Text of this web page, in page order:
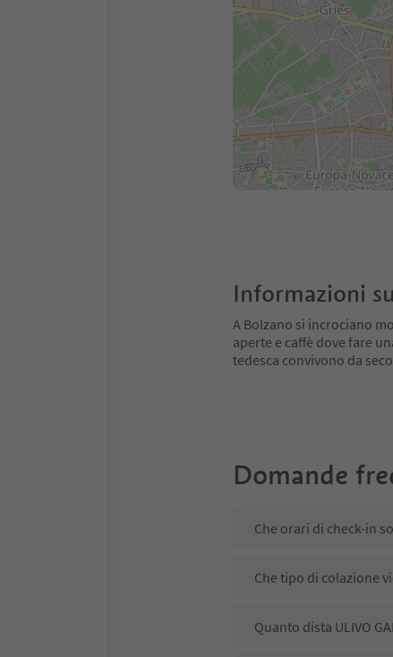
Informazioni
A Bolzano si incrociano
aperte e caffè dove fare
tedesca convivono da
Domande
Che orari di check-in
Che tipo di colazione
Quanto dista ULIVO